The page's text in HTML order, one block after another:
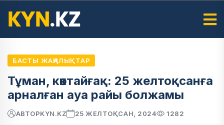
БАСТЫ ЖАҢАЛЫҚТАР
Тұман, көктайғақ: 25 желтоқсанға
арналған ауа райы болжамы
АВТОРKYN.KZ 25 ЖЕЛТОҚСАН, 2024 1282